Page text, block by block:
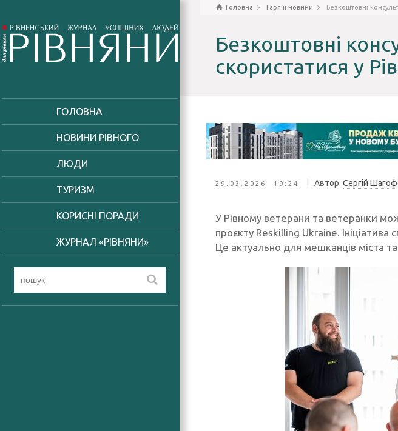
ГОЛОВНА
НОВИНИ РІВНОГО
ЛЮДИ
ТУРИЗМ
КОРИСНІ ПОРАДИ
ЖУРНАЛ «РІВНЯНИ»
Головна Гарячі новини Безкоштовні
Безкоштовні
скористатися у
29.03.2026 19:24 Автор: Сергій
У Рівному ветерани та ветеранки
проєкту Reskilling Ukraine.
Це актуально для мешканців міста